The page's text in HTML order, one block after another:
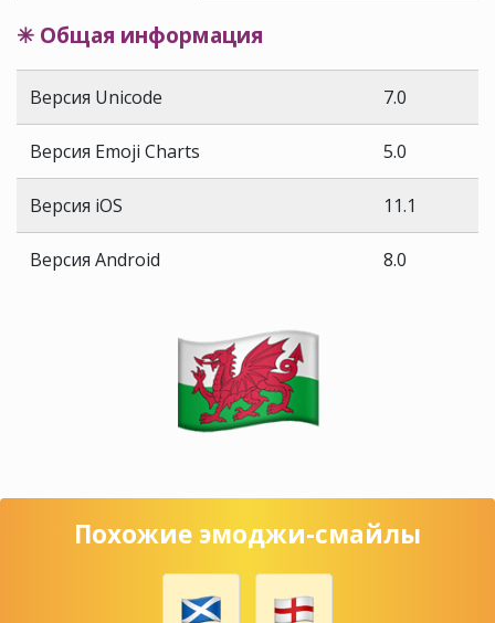
✳ Общая информация
Версия Unicode 7.0
Версия Emoji Charts 5.0
Версия iOS 11.1
Версия Android 8.0
Похожие эмоджи-смайлы